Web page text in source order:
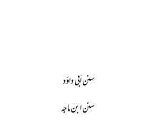
سنن أبي داؤد
سنن ابن ماجه